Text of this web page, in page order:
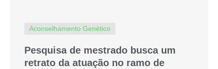
Aconselhamento Genético
Pesquisa de mestrado busca um
retrato da atuação no ramo de